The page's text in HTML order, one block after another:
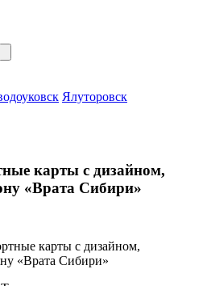
Ялуторовск
карты с дизайном,
«Врата Сибири»